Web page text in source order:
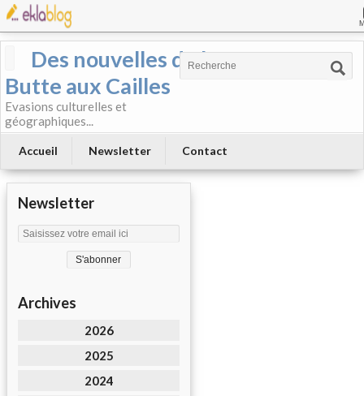
Des nouvelles de la
Butte aux Cailles
Evasions culturelles et
géographiques...
Accueil Newsletter Contact
Newsletter
Archives
2026
2025
2024